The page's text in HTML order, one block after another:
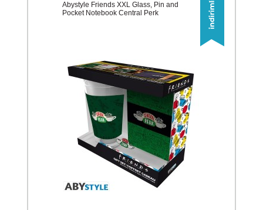
Abystyle Friends XXL Glass, Pin and
Pocket Notebook Central Perk